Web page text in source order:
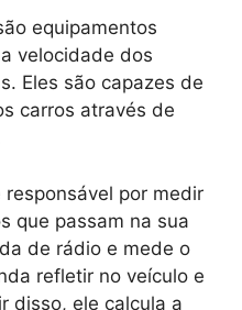
equipamentos
velocidade dos
Eles são capazes de
carros através de
responsável por medir
que passam na sua
de rádio e mede o
refletir no veículo e
disso, ele calcula a